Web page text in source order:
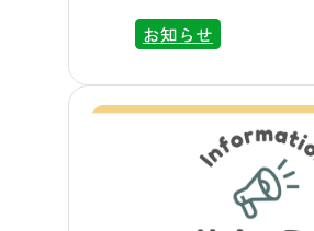
は、平日も休日ダイヤ
ます。 運行ダイヤは、上信電鉄（高
崎方面）の発着時刻に
しております。 都心や高崎方面から
電車を乗り継いでお越
にも、スムーズにご利
年11月に群馬サファリ
出迎えする存在として
お客様に親しまれてま
これまでナツゴロウを
ださった皆様に、心よ
お知らせ